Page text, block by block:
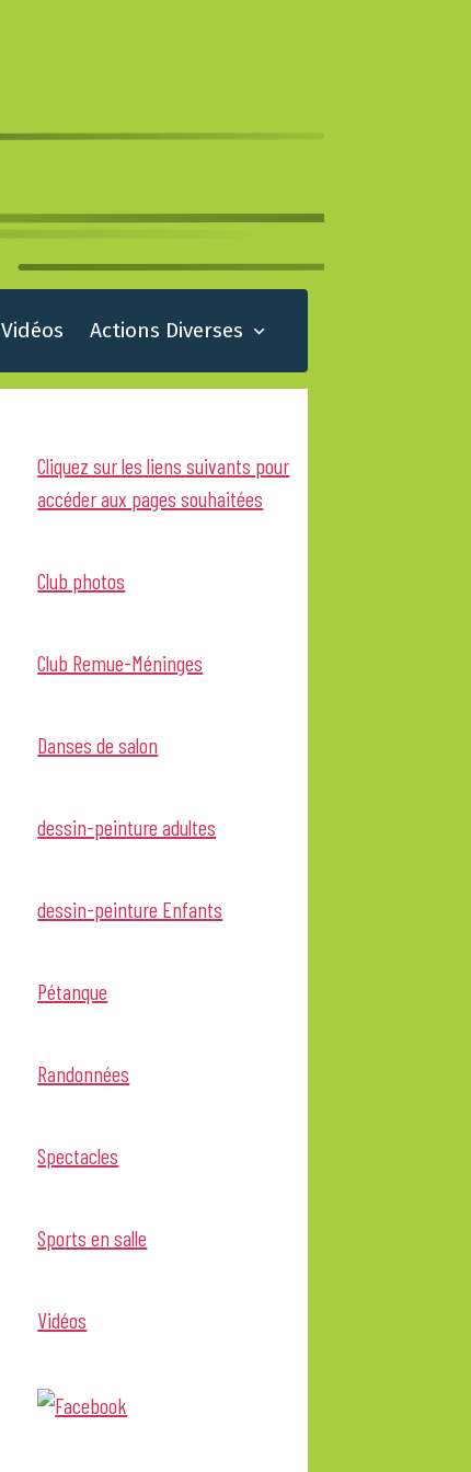
Vidéos Actions Diverses
Cliquez sur les liens suivants pour
accéder aux pages souhaitées
Club photos
Club Remue-Méninges
Danses de salon
dessin-peinture adultes
dessin-peinture Enfants
Pétanque
Randonnées
Spectacles
Sports en salle
Vidéos